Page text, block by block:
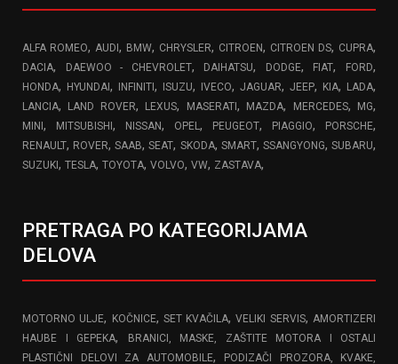
ALFA ROMEO, AUDI, BMW, CHRYSLER, CITROEN, CITROEN DS, CUPRA,
DACIA, DAEWOO - CHEVROLET, DAIHATSU, DODGE, FIAT, FORD,
HONDA, HYUNDAI, INFINITI, ISUZU, IVECO, JAGUAR, JEEP, KIA, LADA,
LANCIA, LAND ROVER, LEXUS, MASERATI, MAZDA, MERCEDES, MG,
MINI, MITSUBISHI, NISSAN, OPEL , PEUGEOT, PIAGGIO, PORSCHE,
RENAULT, ROVER,SAAB,SEAT, SKODA, SMART, SSANGYONG,SUBARU,
SUZUKI, TESLA, TOYOTA, VOLVO, VW, ZASTAVA,
PRETRAGA PO KATEGORIJAMA
DELOVA
MOTORNO ULJE, KOČNICE, SET KVAČILA,VELIKI SERVIS, AMORTIZERI
HAUBE I GEPEKA,
BRANICI, MASKE, ZAŠTITE MOTORA I OSTALI
PLASTIČNI DELOVI ZA AUTOMOBILE,
PODIZAČI PROZORA, KVAKE,